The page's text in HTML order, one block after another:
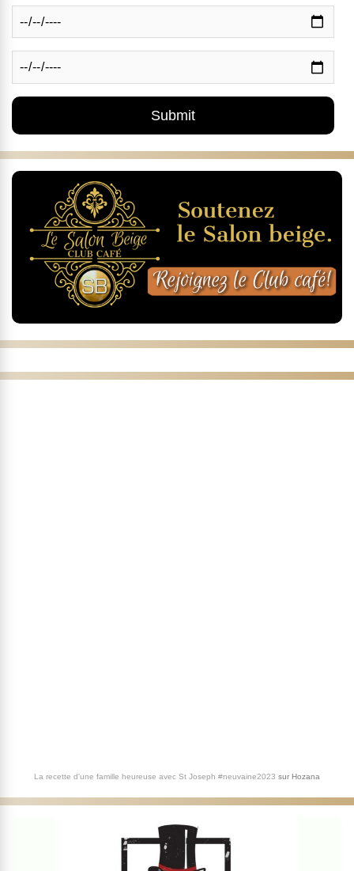
La recette d'une famille heureuse avec St Joseph #neuvaine2023 sur Hozana